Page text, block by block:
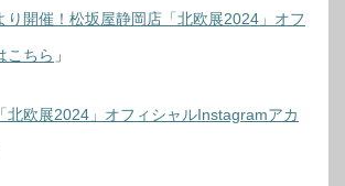
り開催！松坂屋静岡店「北欧展2024」オフ
こちら 」
北欧展2024」オフィシャルInstagramアカ